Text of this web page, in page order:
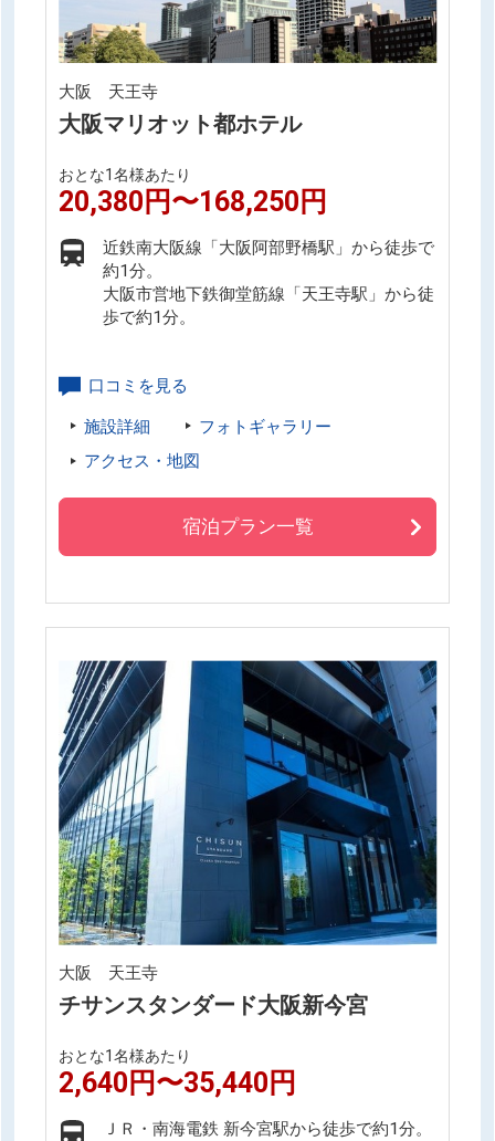
大阪 天王寺
大阪マリオット都ホテル
おとな1名様あたり
20,380円〜168,250円
近鉄南大阪線「大阪阿部野橋駅」から徒歩で
約1分。
大阪市営地下鉄御堂筋線「天王寺駅」から徒
歩で約1分。
口コミを見る
施設詳細
フォトギャラリー
アクセス・地図
宿泊プラン一覧
大阪 天王寺
チサンスタンダード大阪新今宮
おとな1名様あたり
2,640円〜35,440円
ＪＲ・南海電鉄 新今宮駅から徒歩で約1分。